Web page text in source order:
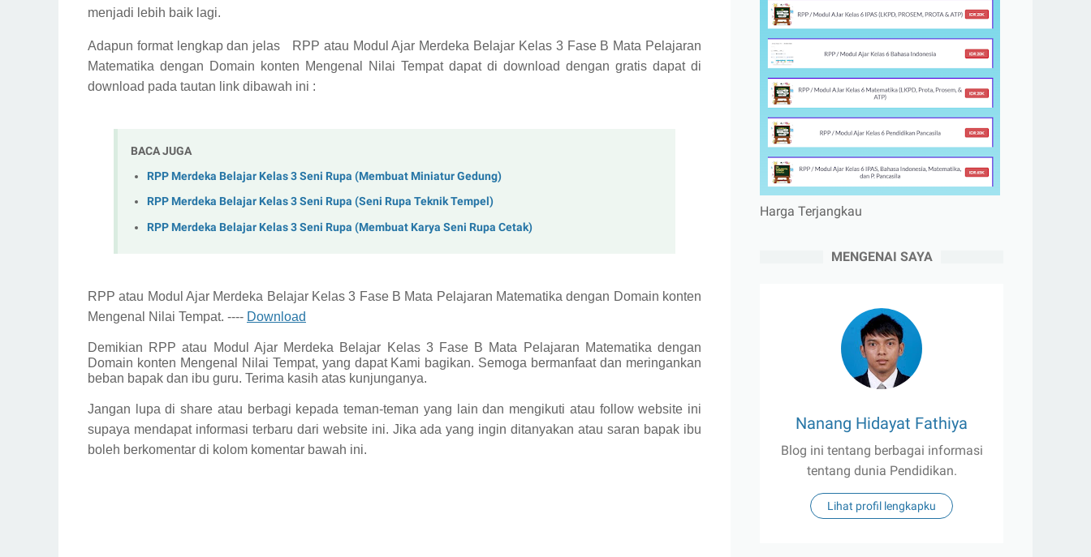
menjadi lebih baik lagi.
Adapun format lengkap dan jelas
RPP atau Modul Ajar Merdeka Belajar Kelas 3 Fase B Mata Pelajaran
Matematika dengan Domain konten Mengenal Nilai Tempat dapat di download dengan gratis dapat di
download pada tautan link dibawah ini :
BACA JUGA
RPP Merdeka Belajar Kelas 3 Seni Rupa (Membuat Miniatur Gedung)
RPP Merdeka Belajar Kelas 3 Seni Rupa (Seni Rupa Teknik Tempel)
RPP Merdeka Belajar Kelas 3 Seni Rupa (Membuat Karya Seni Rupa Cetak)
RPP atau Modul Ajar Merdeka Belajar Kelas 3 Fase B Mata Pelajaran Matematika dengan Domain konten
Mengenal Nilai Tempat. ---- Download
Demikian RPP atau Modul Ajar Merdeka Belajar Kelas 3 Fase B Mata Pelajaran Matematika dengan
Domain konten Mengenal Nilai Tempat, yang dapat Kami bagikan. Semoga bermanfaat dan meringankan
beban bapak dan ibu guru. Terima kasih atas kunjunganya.
Jangan lupa di share atau berbagi kepada teman-teman yang lain dan mengikuti atau follow website ini
supaya mendapat informasi terbaru dari website ini. Jika ada yang ingin ditanyakan atau saran bapak ibu
boleh berkomentar di kolom komentar bawah ini.
Harga Terjangkau
MENGENAI SAYA
Nanang Hidayat Fathiya
Blog ini tentang berbagai informasi
tentang dunia Pendidikan.
Lihat profil lengkapku